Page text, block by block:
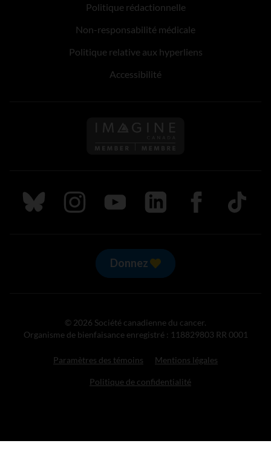
Politique rédactionnelle
Non-responsabilité médicale
Politique relative aux hyperliens
Accessibilité
Suivez nous sur Bluesky
Suivez nous sur Instagram
Suivez nous sur Youtube
Suivez nous sur LinkedIn
Suivez nous sur
TikTok
Donnez
© 2026 Société canadienne du cancer.
Organisme de bienfaisance enregistré : 118829803 RR 0001
Paramètres des témoins Mentions légales
Politique de confidentialité